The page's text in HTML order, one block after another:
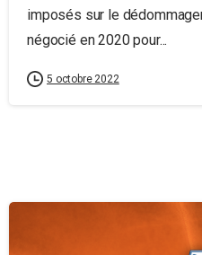
imposés sur le
négocié en 2020 pour...
5 octobre 2022